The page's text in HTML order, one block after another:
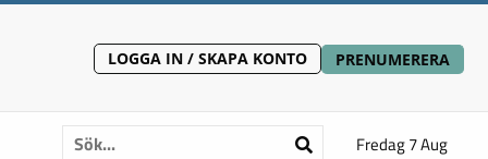
LOGGA IN / SKAPA KONTO PRENUMERERA
Fredag 7 Aug